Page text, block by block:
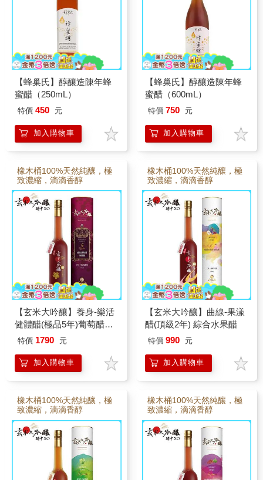
【蜂巢氏】醇釀造陳年蜂
蜜醋（250mL）
特價 450 元
加入購物車
【蜂巢氏】醇釀造陳年蜂
蜜醋（600mL）
特價 750 元
加入購物車
橡木桶100%天然純釀，極
致濃縮，滴滴香醇
【玄米大吟釀】養身-樂活
健體醋(極品5年)葡萄醋、
水果醋
特價 1790 元
加入購物車
橡木桶100%天然純釀，極
致濃縮，滴滴香醇
【玄米大吟釀】曲線-果漾
醋(頂級2年) 綜合水果醋
特價 990 元
加入購物車
橡木桶100%天然純釀，極
致濃縮，滴滴香醇
橡木桶100%天然純釀，極
致濃縮，滴滴香醇